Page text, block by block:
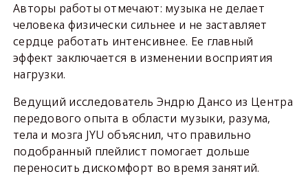
Авторы работы отмечают: музыка не делает
человека физически сильнее и не заставляет
сердце работать интенсивнее. Ее главный
эффект заключается в изменении восприятия
нагрузки.
Ведущий исследователь Эндрю Дансо из Центра
передового опыта в области музыки, разума,
тела и мозга JYU объяснил, что правильно
подобранный плейлист помогает дольше
переносить дискомфорт во время занятий.